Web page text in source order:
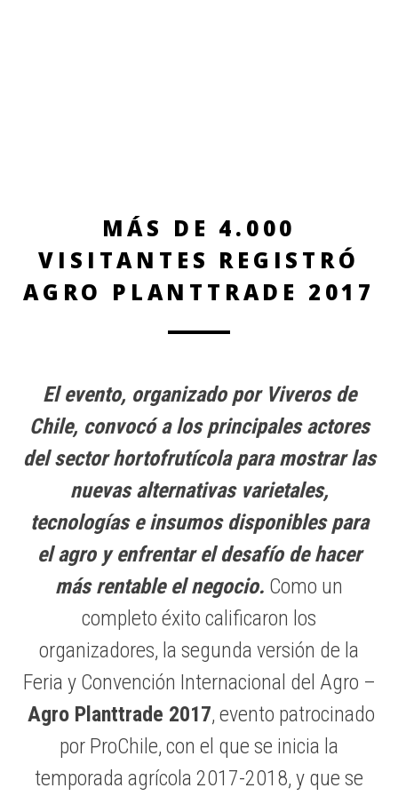
MÁS DE 4.000
VISITANTES REGISTRÓ
AGRO PLANTTRADE 2017
El evento, organizado por Viveros de
Chile, convocó a los principales actores
del sector hortofrutícola para mostrar las
nuevas alternativas varietales,
tecnologías e insumos disponibles para
el agro y enfrentar el desafío de hacer
más rentable el negocio. Como un
completo éxito calificaron los
organizadores, la segunda versión de la
Feria y Convención Internacional del Agro –
Agro Planttrade 2017, evento patrocinado
por ProChile, con el que se inicia la
temporada agrícola 2017-2018, y que se